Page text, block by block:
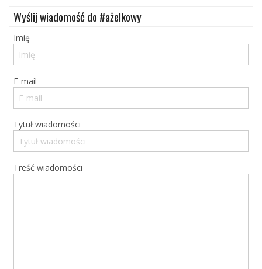
Ślub
Wesele
Zakupy
Kultura
Porady
Wyślij wiadomość do #ażelkowy
Imię
E-mail
Tytuł wiadomości
Treść wiadomości